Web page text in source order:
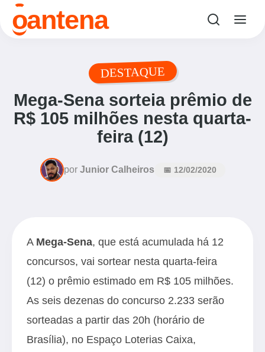
oantena
DESTAQUE
Mega-Sena sorteia prêmio de
R$ 105 milhões nesta quarta-
feira (12)
por Junior Calheiros 📅 12/02/2020
A Mega-Sena, que está acumulada há 12
concursos, vai sortear nesta quarta-feira
(12) o prêmio estimado em R$ 105 milhões.
As seis dezenas do concurso 2.233 serão
sorteadas a partir das 20h (horário de
Brasília), no Espaço Loterias Caixa,